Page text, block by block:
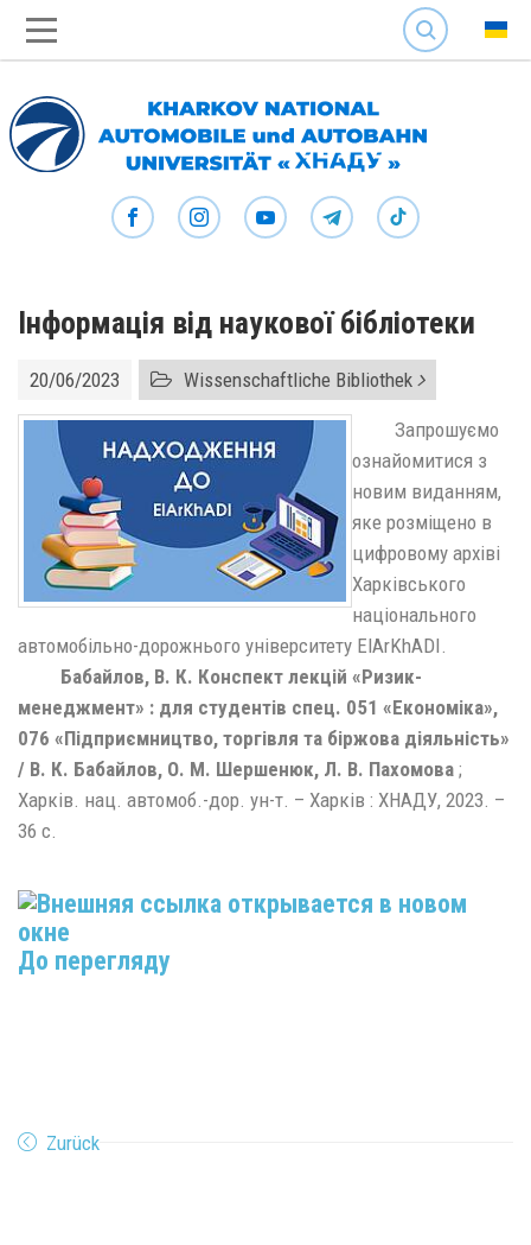
SEARCH
Інформація від наукової бібліотеки
20/06/2023 Wissenschaftliche Bibliothek
Запрошуємо
ознайомитися з
новим виданням,
яке розміщено в
цифровому архіві
Харківського
національного
автомобільно-дорожнього університету ElArKhADI.
Бабайлов, В. К. Конспект лекцій «Ризик-
менеджмент» : для студентів спец. 051 «Економіка»,
076 «Підприємництво, торгівля та біржова діяльність»
/ В. К. Бабайлов, О. М. Шершенюк, Л. В. Пахомова ;
Харків. нац. автомоб.-дор. ун-т. – Харків : ХНАДУ, 2023. –
36 с.
До перегляду
Zurück